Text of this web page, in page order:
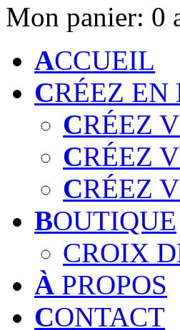
Mon panier: 0
ACCUEIL
CRÉEZ EN
CRÉEZ
CRÉEZ
CRÉEZ
BOUTIQUE
CROIX
À PROPOS
CONTACT